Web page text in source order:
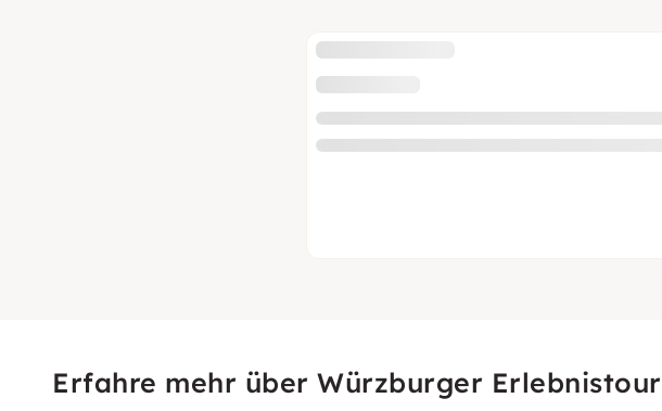
Erfahre mehr über Würzburger Erlebnistour